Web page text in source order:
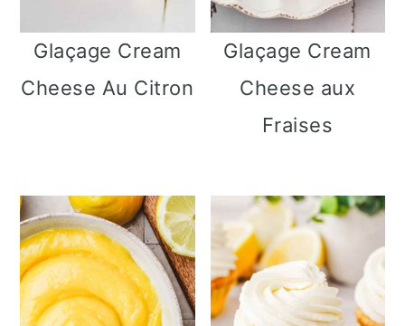
Glaçage Cream
Cheese Au Citron
Glaçage Cream
Cheese aux
Fraises